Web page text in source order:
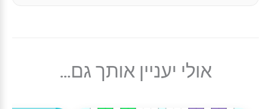
אולי יעניין אותך גם...